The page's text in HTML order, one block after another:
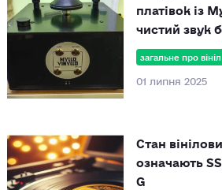
загальне про вініл
01 липня 2025
платівок із
чистий звук
Стан
означають
G